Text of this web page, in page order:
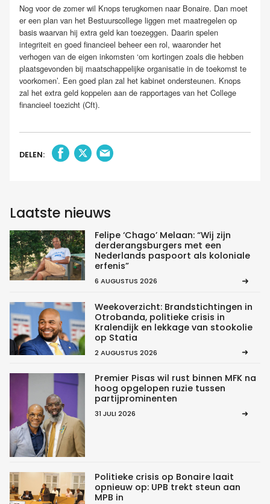
Nog voor de zomer wil Knops terugkomen naar Bonaire. Dan moet
er een plan van het Bestuurscollege liggen met maatregelen op
basis waarvan hij extra geld kan toezeggen. Daarin spelen
integriteit en goed financieel beheer een rol, waaronder het
verhogen van de eigen inkomsten ‘om kortingen zoals die hebben
plaatsgevonden bij maatschappelijke organisatie in de toekomst te
voorkomen’. Een goed plan zal het kabinet ondersteunen. Knops
zal het extra geld koppelen aan de rapportages van het College
financieel toezicht (Cft).
DELEN:
Laatste nieuws
Felipe ‘Chago’ Melaan: “Wij zijn
derderangsburgers met een
Nederlands paspoort als koloniale
erfenis”
6 AUGUSTUS 2026
Weekoverzicht: Brandstichtingen in
Otrobanda, politieke crisis in
Kralendijk en lekkage van stookolie
op Statia
2 AUGUSTUS 2026
Premier Pisas wil rust binnen MFK na
hoog opgelopen ruzie tussen
partijprominenten
31 JULI 2026
Politieke crisis op Bonaire laait
opnieuw op: UPB trekt steun aan
MPB in